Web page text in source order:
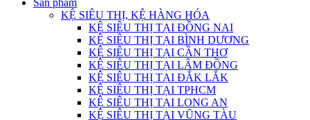
Sản phẩm
KỆ SIÊU THỊ, KỆ HÀNG HÓA
KỆ SIÊU THỊ TẠI ĐỒNG NAI
KỆ SIÊU THỊ TẠI BÌNH DƯƠNG
KỆ SIÊU THỊ TẠI CẦN THƠ
KỆ SIÊU THỊ TẠI LÂM ĐỒNG
KỆ SIÊU THỊ TẠI ĐẮK LẮK
KỆ SIÊU THỊ TẠI TPHCM
KỆ SIÊU THỊ TẠI LONG AN
KỆ SIÊU THỊ TẠI VŨNG TÀU